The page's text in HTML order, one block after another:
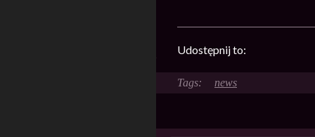
Udostępnij to:
news